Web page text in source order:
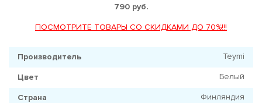
790 руб.
ПОСМОТРИТЕ ТОВАРЫ СО СКИДКАМИ ДО 70%!!!
Производитель Teymi
Цвет Белый
Страна Финляндия